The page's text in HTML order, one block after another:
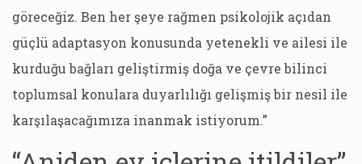
göreceğiz. Ben her şeye rağmen psikolojik açıdan
güçlü adaptasyon konusunda yetenekli ve ailesi ile
kurduğu bağları geliştirmiş doğa ve çevre bilinci
toplumsal konulara duyarlılığı gelişmiş bir nesil ile
karşılaşacağımıza inanmak istiyorum.”